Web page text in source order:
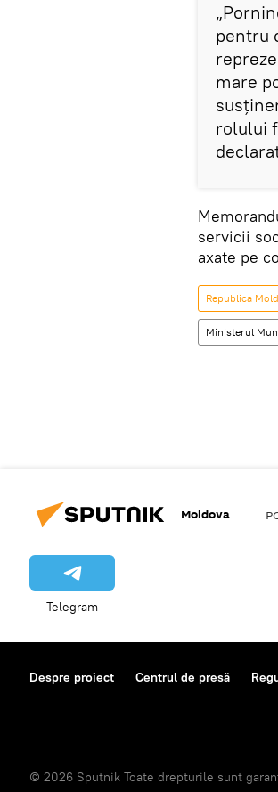
pentru
mare
rolului
servicii
axate pe
Republica
Ministerul
Moldova
Telegram
Despre proiect Centrul de presă
© 2026 Sputnik Toate drepturile sunt